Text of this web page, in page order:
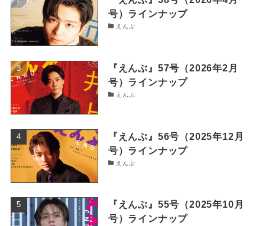
号）ラインナップ
えんぶ
『えんぶ』57号（2026年2月
号）ラインナップ
えんぶ
『えんぶ』56号（2025年12月
号）ラインナップ
えんぶ
『えんぶ』55号（2025年10月
号）ラインナップ